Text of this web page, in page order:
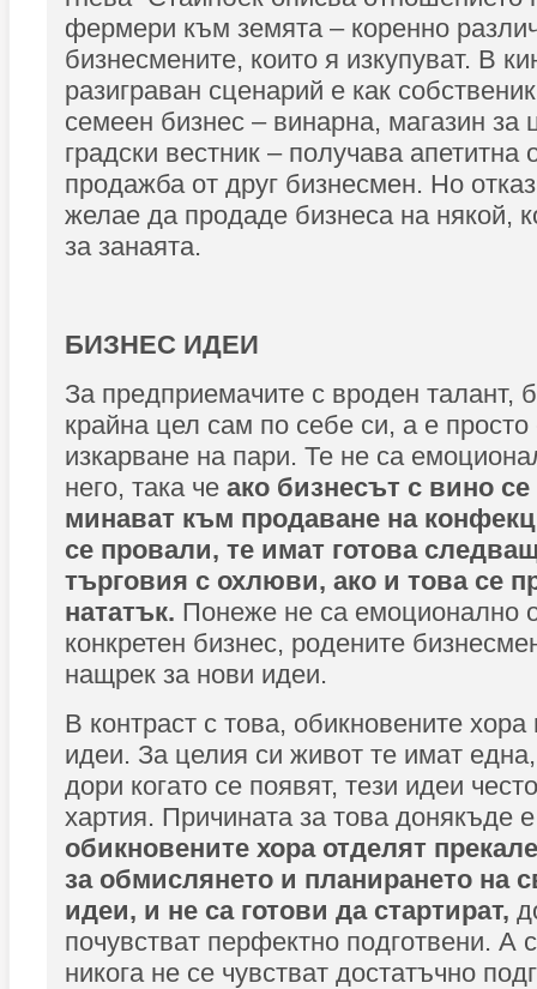
фермери към земята – коренно
бизнесмените, които я изкупуват. В
разиграван сценарий е как
семеен бизнес – винарна, магазин за
градски вестник – получава апетитна
продажба от друг бизнесмен. Но
желае да продаде бизнеса на някой,
за занаята.
БИЗНЕС ИДЕИ
За предприемачите с вроден талант,
крайна цел сам по себе си, а е просто
изкарване на пари. Те не са
него, така че ако бизнесът с вино
минават към продаване на
се провали, те имат готова
търговия с охлюви, ако и това се
нататък. Понеже не са емоционално
конкретен бизнес, родените
нащрек за нови идеи.
В контраст с това, обикновените
идеи. За целия си живот те имат
дори когато се появят, тези идеи
хартия. Причината за това донякъде
обикновените хора отделят
за обмислянето и планирането на
идеи, и не са готови да стартират,
почувстват перфектно подготвени. А
никога не се чувстват достатъчно